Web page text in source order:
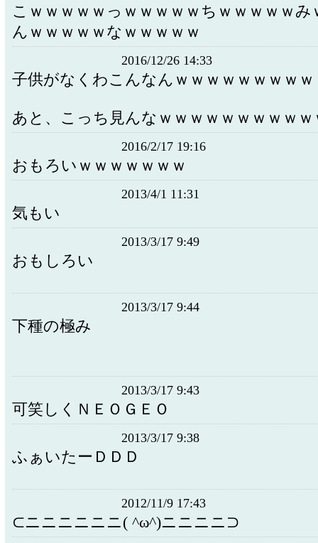
こｗｗｗｗｗっｗｗｗｗｗちｗｗｗｗｗみ
んｗｗｗｗｗなｗｗｗｗｗ
2016/12/26 14:33
子供がなくわこんなんｗｗｗｗｗｗｗｗｗ
あと、こっち見んなｗｗｗｗｗｗｗｗｗｗ
2016/2/17 19:16
おもろいｗｗｗｗｗｗｗ
2013/4/1 11:31
気もい
2013/3/17 9:49
おもしろい
2013/3/17 9:44
下種の極み
2013/3/17 9:43
可笑しくＮＥＯＧＥＯ
2013/3/17 9:38
ふぁいたーＤＤＤ
2012/11/9 17:43
⊂ニニニニニニ( ^ω^)ニニニニ⊃